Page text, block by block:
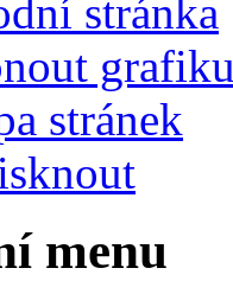
stránka
grafiku
stránek
menu